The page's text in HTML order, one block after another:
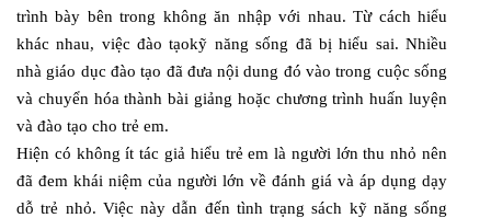
trình bày bên trong không ăn nhập với nhau. Từ cách hiểu
khác nhau, việc đào tạokỹ năng sống đã bị hiểu sai. Nhiều
nhà giáo dục đào tạo đã đưa nội dung đó vào trong cuộc sống
và chuyển hóa thành bài giảng hoặc chương trình huấn luyện
và đào tạo cho trẻ em.
Hiện có không ít tác giả hiểu trẻ em là người lớn thu nhỏ nên
đã đem khái niệm của người lớn về đánh giá và áp dụng dạy
dỗ trẻ nhỏ. Việc này dẫn đến tình trạng sách kỹ năng sống